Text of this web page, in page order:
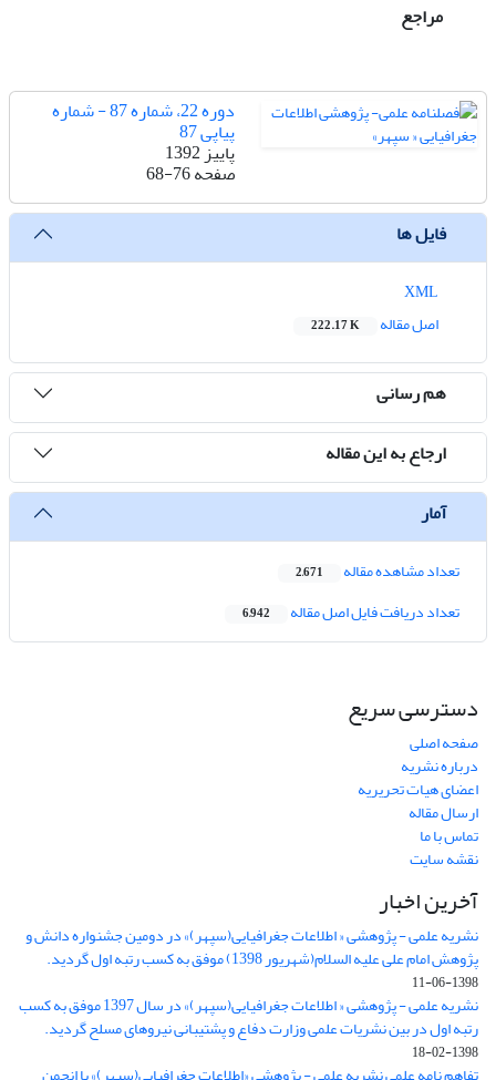
مراجع
دوره 22، شماره 87 - شماره
پیاپی 87
پاییز 1392
صفحه68-76
فایل ها
اصل مقاله
222.17 K
هم رسانی
ارجاع به این مقاله
آمار
تعداد مشاهده مقاله 2,671
تعداد دریافت فایل اصل مقاله 6,942
دسترسی سریع
صفحه اصلی
درباره نشریه
اعضای هیات تحریریه
ارسال مقاله
تماس با ما
نقشه سایت
آخرین اخبار
نشریه علمی - پژوهشی « اطلاعات جغرافیایی(سپهر)» در دومین جشنواره دانش و
پژوهش امام علی علیه السلام(شهریور 1398) موفق به کسب رتبه اول گردید.
1398-06-11
نشریه علمی - پژوهشی « اطلاعات جغرافیایی(سپهر)» در سال 1397 موفق به کسب
رتبه اول در بین نشریات علمی وزارت دفاع و پشتیبانی نیروهای مسلح گردید.
1398-02-18